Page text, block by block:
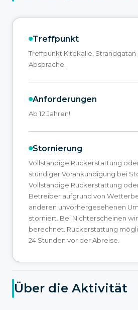
Treffpunkt
Treffpunkt Kitekalle, Strandgatan
Absprache.
Anforderungen
Ab 12 Jahren!
Stornierung
Vollständige Rückerstattung
stündiger Vorankündigung bei
Vollständige Rückerstattung
Betreiber aufgrund von
anderen unvorhergesehenen
storniert. Bei Nichterscheinen
berechnet. Rückerstattung
24 Stunden vor der Abreise.
Über die Aktivität